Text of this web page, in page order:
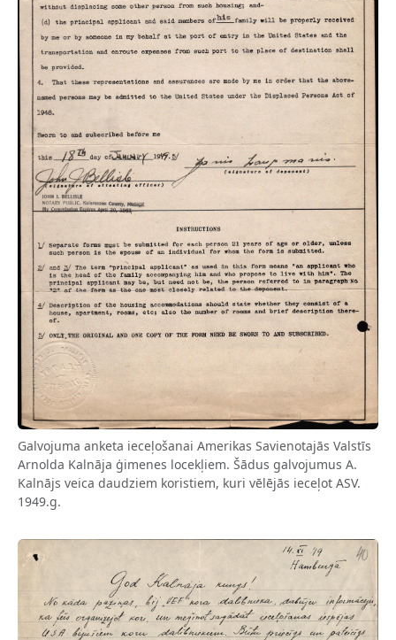
Galvojuma anketa ieceļošanai Amerikas Savienotajās Valstīs
Arnolda Kalnāja ģimenes locekļiem. Šādus galvojumus A.
Kalnājs veica daudziem koristiem, kuri vēlējās ieceļot ASV.
1949.g.